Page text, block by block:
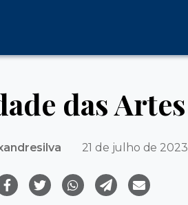
das Artes
21 de julho de 2023